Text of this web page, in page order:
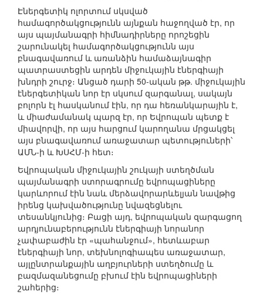
Էներգետիկ ոլորտում սկսված
համագործակցությունն այնքան հաջողված էր, որ
այս պայմանագրի հիմնադիրները որոշեցին
շարունակել համագործակցությունն այս
բնագավառում և առանձին համաձայնագիր
պատրաստեցին արդեն միջուկային էներգիայի
խնդրի շուրջ։ Անցած դարի 50-ական թթ. միջուկային
էներգետիկան նոր էր սկսում զարգանալ, սակայն
բոլորն էլ հասկանում էին, որ դա հեռանկարային է,
և միաժամանակ պարզ էր, որ Եվրոպան պետք է
միավորվի, որ այս հարցում կարողանա մրցակցել
այս բնագավառում առաջատար պետություների՝
ԱՄՆ-ի և ԽՍՀՄ-ի հետ։
Եվրոպական միջուկային շուկայի ստեղծման
պայմանագրի ստորագրումը եվրոպացիները
կարևորում էին նաև մերձավորարևելյան նավթից
իրենց կախվածությունը նվազեցնելու
տեսանկյունից։ Բացի այդ, եվրոպական զարգացող
արդյունաբերությունն էներգիայի նորանոր
չափաբաժին էր «պահանջում», հետևաբար
էներգիայի նոր, տեխնոլոգիապես առաջատար,
այլընտրանքային աղբյուրների ստեղծումը և
բազմազանեցումը բխում էին եվրոպացիների
շահերից։